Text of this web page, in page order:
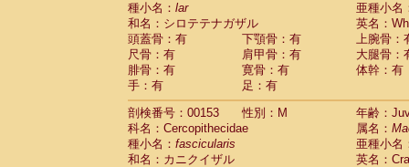
種小名： lar
亜種小名
和名：シロテテナガザル
英名：
頭蓋骨：有
下顎骨：有
上腕骨：
尺骨：有
肩甲骨：有
大腿骨：
腓骨：有
寛骨：有
体幹：有
手：有
足：有
剖検番号：00153
性別：M
年齢：
科名：Cercopithecidae
属名：
種小名： fascicularis
亜種小名
和名：カニクイザル
英名：